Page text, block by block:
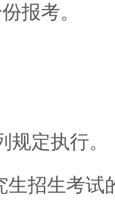
报考。
定执行。
招生考试